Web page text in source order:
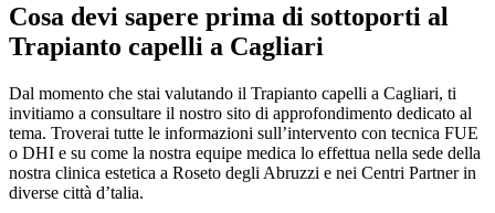
Cosa devi sapere prima di sottoporti al
Trapianto capelli a Cagliari
Dal momento che stai valutando il Trapianto capelli a Cagliari, ti
invitiamo a consultare il nostro sito di approfondimento dedicato al
tema. Troverai tutte le informazioni sull’intervento con tecnica FUE
o DHI e su come la nostra equipe medica lo effettua nella sede della
nostra clinica estetica a Roseto degli Abruzzi e nei Centri Partner in
diverse città d’talia.